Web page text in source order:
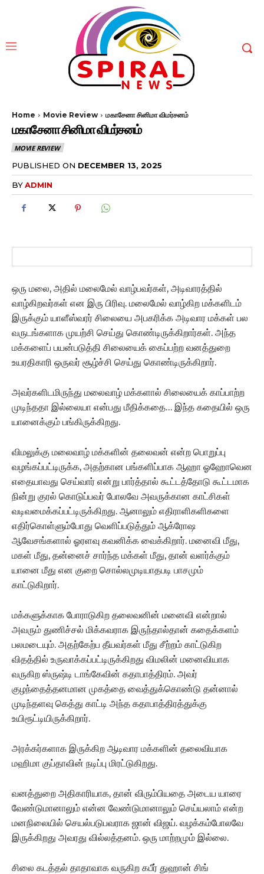
Home Movie Review மகாசேனா சினிமா விமர்சனம்
மகாசேனா சினிமா விமர்சனம்
MOVIE REVIEW
PUBLISHED ON DECEMBER 13, 2025
BYADMIN
ஒரு மலை, அதில் மலைமேல் வாழ்பவர்கள், அடிவாரத்தில்
வாழ்கிறவர்கள் என இரு பிரிவு. மலைமேல் வாழ்கிற மக்களிடம்
இருக்கும் யாளீஸ்வரர் சிலையை அபகரிக்க அடிவார மக்கள் பல
வருடங்களாக முயற்சி செய்து கொண்டிருக்கிறார்கள். அந்த
மக்களைப் பயன்படுத்தி சிலையைக் கைப்பற்ற வனத்துறை
உயரதிகாரி ஒருவர் சூழ்ச்சி செய்து கொண்டிருக்கிறார்.
அவர்களிடமிருந்து மலைவாழ் மக்களால் சிலையைக் காப்பாற்ற
முடிந்ததா இல்லையா என்பது மீதிக்கதை… இந்த கதையில் ஒரு
யானைக்கும் பங்கிருக்கிறது.
விமலுக்கு மலைவாழ் மக்களின் தலைவன் என்ற பொறுப்பு
வழங்கப்பட்டிருக்க, அதற்கான பங்களிப்பாக ஆஹா ஓஹோவென
எதையாவது செய்வார் என்று பார்த்தால் கூட்டத்தோடு கூட்டமாக
நின்று குரல் கொடுப்பவர் போலவே அவருக்கான காட்சிகள்
வடிவமைக்கப்பட்டிருக்கிறது. ஆனாலும் எதிராளிகளிகளை
எதிர்கொள்ளும்போது வெளிப்படுத்தும் ஆக்ரோஷ
ஆவேசங்களால் ஓரளவு கவனிக்க வைக்கிறார். மனைவி மீது,
மகள் மீது, தன்னைச் சார்ந்த மக்கள் மீது, தான் வளர்க்கும்
யானை மீது என குறை சொல்லமுடியாதபடி பாசமும்
காட்டுகிறார்.
மக்களுக்காக போராடுகிற தலைவனின் மனைவி என்றால்
அவரும் துணிச்சல் மிக்கவராக இருந்தால்தான் கதைக்களம்
பலமடையும். அதற்கேற்ப தீயவர்கள் மீது சீற்றம் காட்டுகிற
விதத்தில் உருவாக்கப்பட்டிருக்கிறது விமலின் மனைவியாக
வருகிற ஸ்ருஷ்டி டாங்கேவின் கதாபாத்திரம். அவர்
குழந்தைத்தனமான முகத்தை வைத்துக்கொண்டு தன்னால்
முடிந்தளவு கெத்து காட்டி அந்த கதாபாத்திரத்துக்கு
உயிரூட்டியிருக்கிறார்.
அரக்கர்களாக இருக்கிற ஆடிவார மக்களின் தலைவியாக
மஹிமா குப்தாவின் நடிப்பு மிரட்டுகிறது.
வனத்துறை அதிகாரியாக, தான் விரும்பியதை அடைய யாரை
வேண்டுமானாலும் என்ன வேண்டுமானாலும் செய்யலாம் என்ற
மனநிலையில் செயல்படுபவராக ஜான் விஜய். வழக்கம்போலவே
இருக்கிறது அவரது வில்லத்தனம். ஒரு மாற்றமும் இல்லை.
சிலை கடத்தல் தாதாவாக வருகிற கபீர் துஹான் சிங்